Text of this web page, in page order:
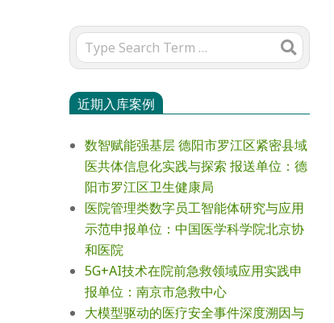
Search
近期入库案例
数智赋能强基层 德阳市罗江区紧密县域
医共体信息化实践与探索 报送单位：德
阳市罗江区卫生健康局
医院管理类数字员工智能体研究与应用
示范申报单位：中国医学科学院北京协
和医院
5G+AI技术在院前急救领域应用实践申
报单位：南京市急救中心
大模型驱动的医疗安全事件深度溯因与